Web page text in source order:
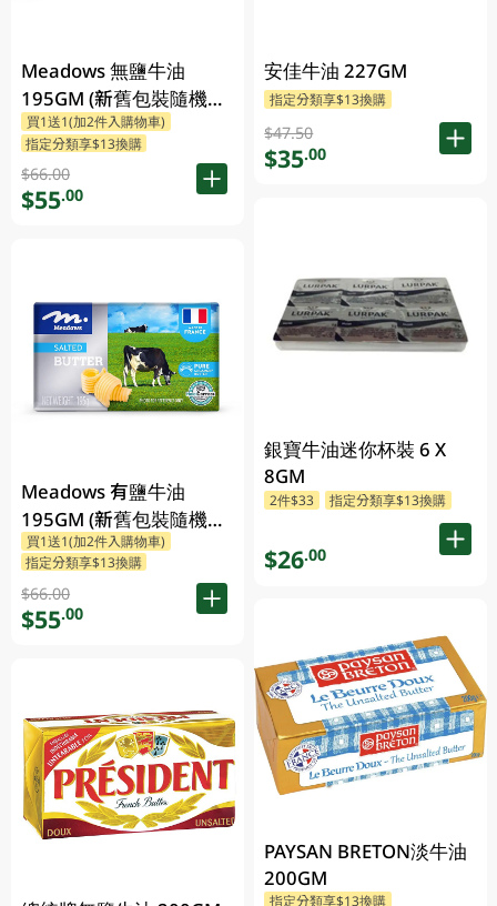
Meadows 無鹽牛油
195GM (新舊包裝隨機發
貨)
買1送1(加2件入購物車)
指定分類享$13換購
$66.00
$55.00
Meadows 有鹽牛油
195GM (新舊包裝隨機發
貨)
買1送1(加2件入購物車)
指定分類享$13換購
$66.00
$55.00
安佳牛油 227GM
指定分類享$13換購
$47.50
$35.00
銀寶牛油迷你杯裝 6 X
8GM
2件$33 指定分類享$13換購
$26.00
PAYSAN BRETON淡牛油
200GM
指定分類享$13換購